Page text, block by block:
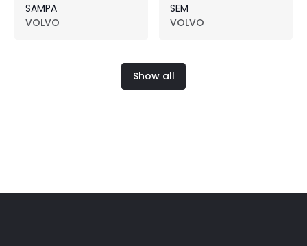
SAMPA
VOLVO
SEM
VOLVO
Show all